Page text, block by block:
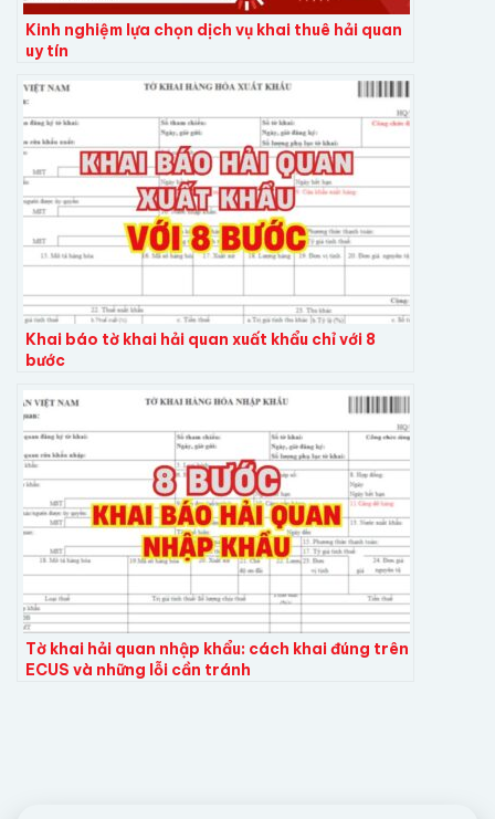
Kinh nghiệm lựa chọn dịch vụ khai thuê hải quan
uy tín
Khai báo tờ khai hải quan xuất khẩu chỉ với 8
bước
Tờ khai hải quan nhập khẩu: cách khai đúng trên
ECUS và những lỗi cần tránh